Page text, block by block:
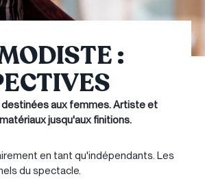
:
aux femmes. Artiste et
jusqu'aux finitions.
en tant qu'indépendants. Les
du spectacle.